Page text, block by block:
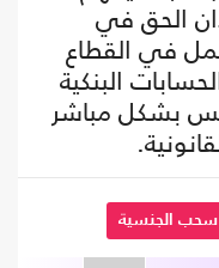
الحق في
في القطاع
البنكية
بشكل مباشر
سحب الجنسية